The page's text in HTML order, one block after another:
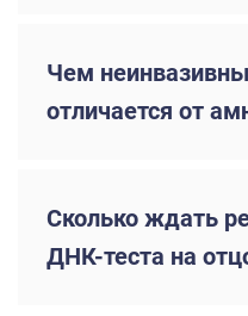
Чем
отличается от
Сколько ждать
ДНК-теста на